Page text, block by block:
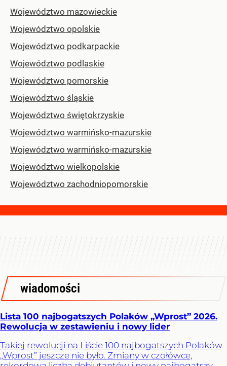
Województwo mazowieckie
Województwo opolskie
Województwo podkarpackie
Województwo podlaskie
Województwo pomorskie
Województwo śląskie
Województwo świętokrzyskie
Województwo warmińsko-mazurskie
Województwo warmińsko-mazurskie
Województwo wielkopolskie
Województwo zachodniopomorskie
wiadomości
Lista 100 najbogatszych Polaków „Wprost” 2026.
Rewolucja w zestawieniu i nowy lider
Takiej rewolucji na Liście 100 najbogatszych Polaków
„Wprost” jeszcze nie było. Zmiany w czołówce,